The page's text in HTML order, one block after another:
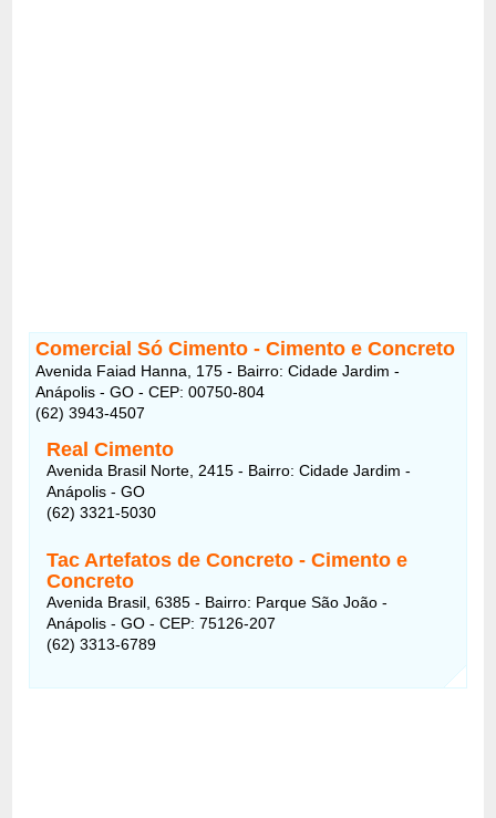
Comercial Só Cimento - Cimento e Concreto
Avenida Faiad Hanna, 175 - Bairro: Cidade Jardim -
Anápolis - GO - CEP: 00750-804
(62) 3943-4507
Real Cimento
Avenida Brasil Norte, 2415 - Bairro: Cidade Jardim -
Anápolis - GO
(62) 3321-5030
Tac Artefatos de Concreto - Cimento e
Concreto
Avenida Brasil, 6385 - Bairro: Parque São João -
Anápolis - GO - CEP: 75126-207
(62) 3313-6789